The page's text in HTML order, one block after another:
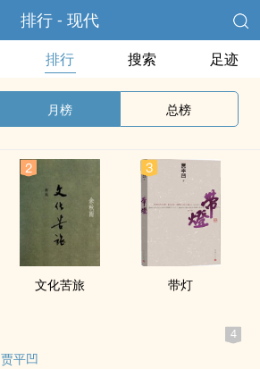
排行 - 现代
排行 搜索 足迹
月榜 总榜
文化苦旅 带灯
4
贾平凹